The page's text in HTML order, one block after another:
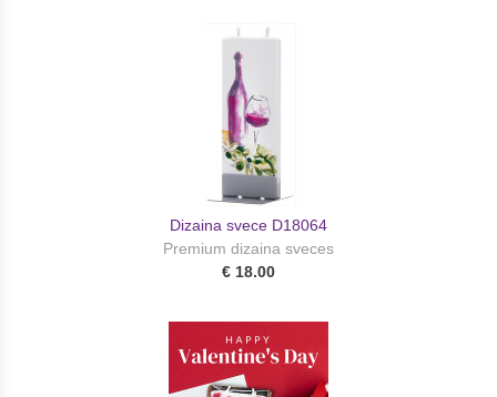
Dizaina svece D18064
Premium dizaina sveces
€ 18.00